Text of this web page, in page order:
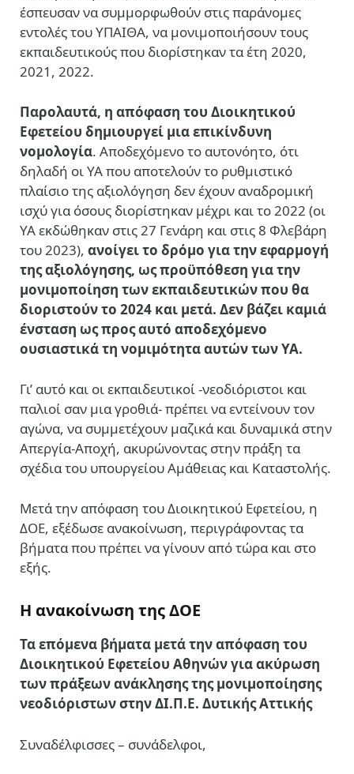
έσπευσαν να συμμορφωθούν στις παράνομες
εντολές του ΥΠΑΙΘΑ, να μονιμοποιήσουν τους
εκπαιδευτικούς που διορίστηκαν τα έτη 2020,
2021, 2022.
Παρολαυτά, η απόφαση του Διοικητικού
Εφετείου δημιουργεί μια επικίνδυνη
νομολογία. Αποδεχόμενο το αυτονόητο, ότι
δηλαδή οι ΥΑ που αποτελούν το ρυθμιστικό
πλαίσιο της αξιολόγηση δεν έχουν αναδρομική
ισχύ για όσους διορίστηκαν μέχρι και το 2022 (οι
ΥΑ εκδώθηκαν στις 27 Γενάρη και στις 8 Φλεβάρη
του 2023), ανοίγει το δρόμο για την εφαρμογή
της αξιολόγησης, ως προϋπόθεση για την
μονιμοποίηση των εκπαιδευτικών που θα
διοριστούν το 2024 και μετά. Δεν βάζει καμιά
ένσταση ως προς αυτό αποδεχόμενο
ουσιαστικά τη νομιμότητα αυτών των ΥΑ.
Γι’ αυτό και οι εκπαιδευτικοί -νεοδιόριστοι και
παλιοί σαν μια γροθιά- πρέπει να εντείνουν τον
αγώνα, να συμμετέχουν μαζικά και δυναμικά στην
Απεργία-Αποχή, ακυρώνοντας στην πράξη τα
σχέδια του υπουργείου Αμάθειας και Καταστολής.
Μετά την απόφαση του Διοικητικού Εφετείου, η
ΔΟΕ, εξέδωσε ανακοίνωση, περιγράφοντας τα
βήματα που πρέπει να γίνουν από τώρα και στο
εξής.
Η ανακοίνωση της ΔΟΕ
Τα επόμενα βήματα μετά την απόφαση του
Διοικητικού Εφετείου Αθηνών για ακύρωση
των πράξεων ανάκλησης της μονιμοποίησης
νεοδιόριστων στην ΔΙ.Π.Ε. Δυτικής Αττικής
Συναδέλφισσες – συνάδελφοι,